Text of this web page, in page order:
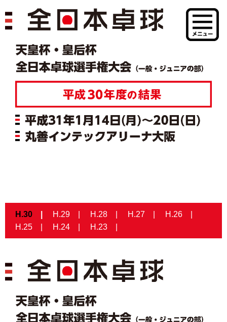
H.30 H.29 H.28 H.27
H.26
H.25
H.24 H.23